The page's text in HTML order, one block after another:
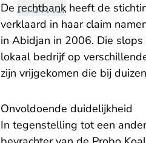
De rechtbank heeft de
verklaard in haar claim
in Abidjan in 2006. Die
lokaal bedrijf op
zijn vrijgekomen die bij
Onvoldoende duidelijkheid
In tegenstelling tot een